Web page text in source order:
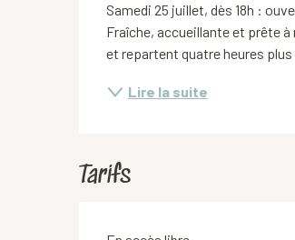
Samedi 25 juillet, dès 18h :
Fraîche, accueillante et prête
et repartent quatre heures
Lire la suite
Tarifs